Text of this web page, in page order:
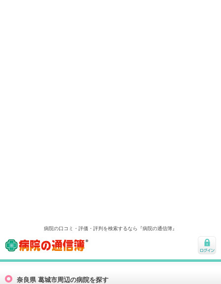
病院の口コミ・評価・評判を検索するなら『病院の通信簿』
病院の通信簿
ログ
奈良県 葛城市周辺の病院を探す